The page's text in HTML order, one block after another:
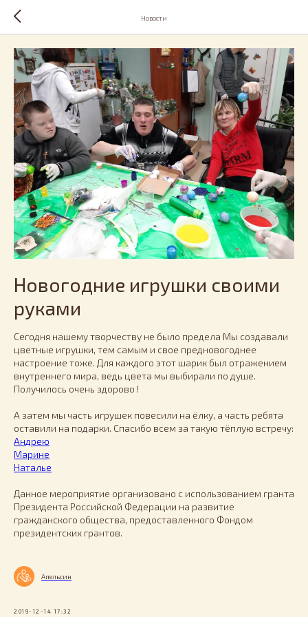
Новости
Новогодние игрушки своими
руками
Сегодня нашему творчеству не было предела Мы создавали
цветные игрушки, тем самым и свое предновогоднее
настроение тоже. Для каждого этот шарик был отражением
внутреннего мира, ведь цвета мы выбирали по душе.
Получилось очень здорово !
А затем мы часть игрушек повесили на ёлку, а часть ребята
оставили на подарки. Спасибо всем за такую тёплую встречу:
Андрею
Марине
Наталье
Данное мероприятие организовано с использованием гранта
Президента Российской Федерации на развитие
гражданского общества, предоставленного Фондом
президентских грантов.
Апельсин
2019-12-14 17:32